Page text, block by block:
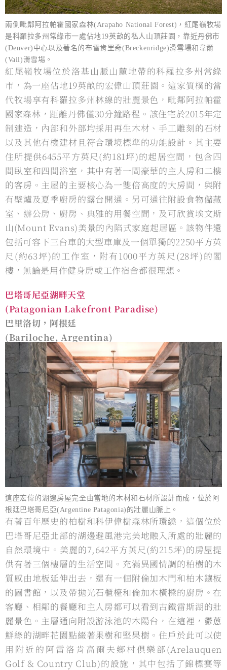
兩側毗鄰阿拉帕霍國家森林(Arapaho National Forest)，紅尾嶺牧場
是科羅拉多州常綠市⼀處佔地19英畝的私⼈山頂莊園，靠近丹佛市
(Denver)中⼼以及著名的布雷肯里奇(Breckenridge)滑雪場和韋爾
(Vail)滑雪場。
紅尾嶺牧場位於洛基山脈山麓地帶的科羅拉多州常綠
市，為⼀座佔地19英畝的宏偉山頂莊園。這家質樸的當
代牧場享有科羅拉多州林線的壯麗景色，毗鄰阿拉帕霍
國家森林，距離丹佛僅30分鐘路程。該住宅於2015年定
制建造，內部和外部均採⽤再生木材、⼿⼯雕刻的石材
以及其他有機建材且符合環境標準的功能設計。其主要
住所提供6455平⽅英尺(約181坪)的起居空間，包含四
間臥室和四間浴室，其中有著⼀間豪華的主⼈房和二樓
的客房。主屋的主要核⼼為⼀雙倍高度的⼤房間，與附
有壁爐及夏季廚房的露台開通。另可通往附設食物儲藏
室、辦公房、廚房、典雅的⽤餐空間，及可欣賞埃⽂斯
山(Mount Evans)美景的內陷式家庭起居區。該物件還
包括可容下三台⾞的大型車庫及⼀個單獨的2250平⽅英
尺(約63坪)的⼯作室，附有1000平⽅英尺(28坪)的閣
樓，無論是⽤作健身房或⼯作宿舍都很理想。
巴塔哥尼亞湖畔天堂
(Patagonian Lakefront Paradise)
巴里洛切，阿根廷
(Bariloche, Argentina)
這座宏偉的湖邊房屋完全由當地的木材和石材所設計而成，位於阿
根廷巴塔哥尼亞(Argentine Patagonia)的壯麗山脈上。
有著百年歷史的柏樹和科伊偉樹森林所環繞，這個位於
巴塔哥尼亞北部的湖邊避風港完美地融入所處的壯麗的
⾃然環境中。美麗的7,642平⽅英尺(約215坪)的房屋提
供有著三個樓層的⽣活空間。充滿異國情調的柏樹的木
質感由地板延伸出去，還有⼀個附倫加木門和柏木鑲板
的圖書館，以及帶拋光石櫃檯和倫加木橫樑的廚房。在
客廳、相鄰的餐廳和主⼈房都可以看到古鐵雷斯湖的壯
麗景色。主層通向附設游泳池的木陽台，在這裡，鬱蔥
鮮綠的湖畔花園點綴著果樹和堅果樹。住戶於此可以使
⽤附近的阿雷洛肯高爾夫鄉村俱樂部(Arelauquen
Golf & Country Club)的設施，其中包括了錦標賽等